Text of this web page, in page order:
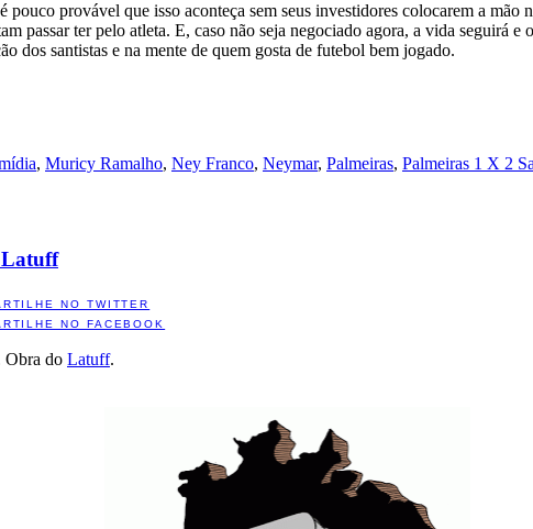
provável que isso aconteça sem seus investidores colocarem a mão
passar ter pelo atleta. E, caso não seja negociado agora, a vida seguirá e
dos santistas e na mente de quem gosta de futebol bem jogado.
, Muricy Ramalho, Ney Franco, Neymar, Palmeiras, Palmeiras 1 X 2
Latuff
NO TWITTER
NO FACEBOOK
Obra do Latuff.